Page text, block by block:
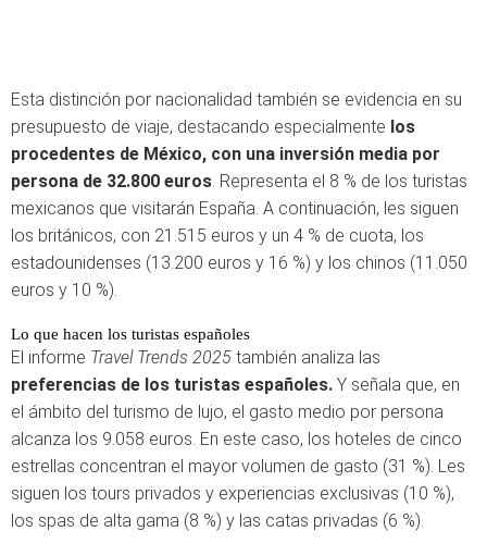
Esta distinción por nacionalidad también se evidencia en su
presupuesto de viaje, destacando especialmente los
procedentes de México, con una inversión media por
persona de 32.800 euros. Representa el 8 % de los turistas
mexicanos que visitarán España. A continuación, les siguen
los británicos, con 21.515 euros y un 4 % de cuota, los
estadounidenses (13.200 euros y 16 %) y los chinos (11.050
euros y 10 %).
Lo que hacen los turistas españoles
El informe Travel Trends 2025 también analiza las
preferencias de los turistas españoles. Y señala que, en
el ámbito del turismo de lujo, el gasto medio por persona
alcanza los 9.058 euros. En este caso, los hoteles de cinco
estrellas concentran el mayor volumen de gasto (31 %). Les
siguen los tours privados y experiencias exclusivas (10 %),
los spas de alta gama (8 %) y las catas privadas (6 %).